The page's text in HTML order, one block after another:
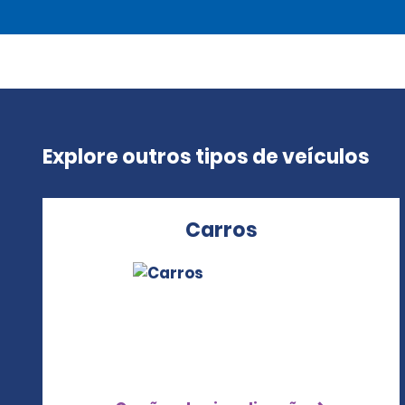
Explore outros tipos de veículos
Carros